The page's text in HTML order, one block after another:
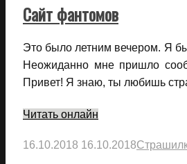
Сайт фантомов
Это было летним вечером. Я
Неожиданно мне пришло
Привет! Я знаю, ты любишь
Читать онлайн
16.10.2018 16.10.2018